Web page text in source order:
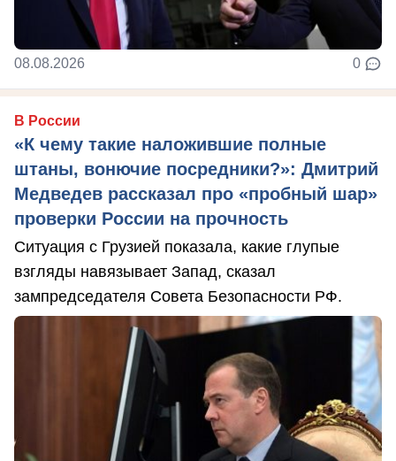
08.08.2026 0
В России
«К чему такие наложившие полные
штаны, вонючие посредники?»: Дмитрий
Медведев рассказал про «пробный шар»
проверки России на прочность
Ситуация с Грузией показала, какие глупые
взгляды навязывает Запад, сказал
зампредседателя Совета Безопасности РФ.